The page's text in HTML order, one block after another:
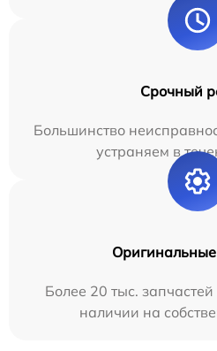
Срочный
Большинство
устраняем в
Оригинальные
Более 20 тыс.
наличии на